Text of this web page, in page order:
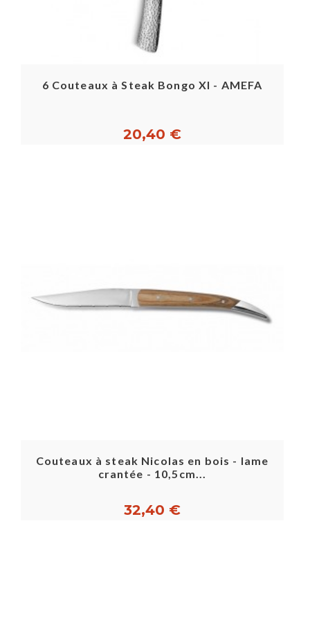
6 Couteaux à Steak Bongo Xl - AMEFA
20,40 €
Couteaux à steak Nicolas en bois - lame
crantée - 10,5cm...
32,40 €